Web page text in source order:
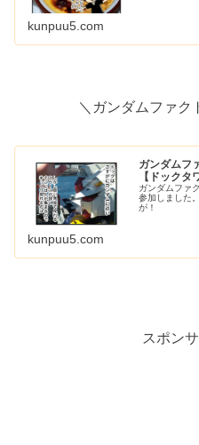
kunpuu5.com
＼ガンダムファク
ガンダムフ
【ドックタ
ガンダムファ
参加しました
が！
kunpuu5.com
スポン